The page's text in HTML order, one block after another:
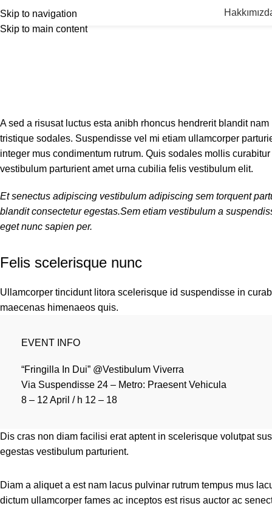
Skip to navigation
Skip to main content
A sed a risusat luctus esta anibh rhoncus hendrerit blandit
tristique sodales. Suspendisse vel mi etiam ullamcorper
integer mus condimentum rutrum. Quis sodales mollis
vestibulum parturient amet urna cubilia felis vestibulum elit.
Et senectus adipiscing vestibulum adipiscing sem torquent
blandit consectetur egestas.Sem etiam vestibulum a
eget nunc sapien per.
Felis scelerisque nunc
Ullamcorper tincidunt litora scelerisque id suspendisse in
maecenas himenaeos quis.
EVENT INFO
“Fringilla In Dui” @Vestibulum Viverra
Via Suspendisse 24 – Metro: Praesent Vehicula
8 – 12 April / h 12 – 18
Dis cras non diam facilisi erat aptent in scelerisque volutpat
egestas vestibulum parturient.
Diam a aliquet a est nam lacus pulvinar rutrum tempus mus
dictum ullamcorper fames ac inceptos est risus auctor ac